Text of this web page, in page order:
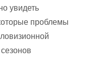
увидеть
проблемы